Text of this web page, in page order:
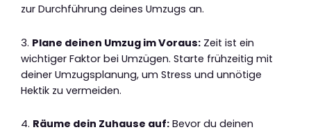
zur Durchführung deines Umzugs an.
3. Plane deinen Umzug im Voraus: Zeit ist ein
wichtiger Faktor bei Umzügen. Starte frühzeitig mit
deiner Umzugsplanung, um Stress und unnötige
Hektik zu vermeiden.
4. Räume dein Zuhause auf: Bevor du deinen